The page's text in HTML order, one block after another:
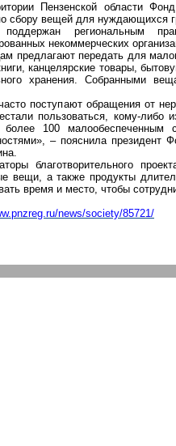
Пензенской области
сбору вещей для нуждающихся
поддержан региональным
некоммерческих
предлагают передать для
канцелярские товары,
хранения. Собранными
поступают обращения от
пользоваться, кому-либо
более 100 малообеспеченным
– пояснила президент
.
благотворительного
вещи, а также продукты
время и место, чтобы
news/society/85721/